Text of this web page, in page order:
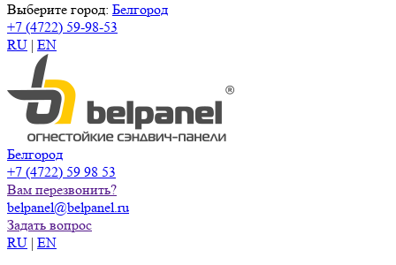
Выберите город: Белгород
+7 (4722) 59-98-53
RU | EN
Белгород
+7 (4722) 59 98 53
Вам перезвонить?
belpanel@belpanel.ru
Задать вопрос
RU | EN